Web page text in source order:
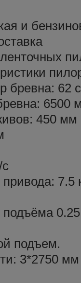
и
бревна: 62
6500
450 мм
7.5
0.25
подъем.
3*2750 мм